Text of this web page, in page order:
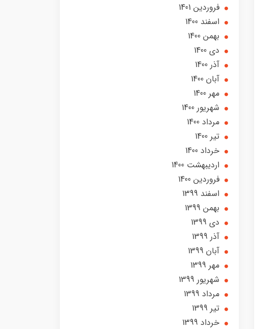
فروردین 1401
اسفند 1400
بهمن 1400
دی 1400
آذر 1400
آبان 1400
مهر 1400
شهریور 1400
مرداد 1400
تير 1400
خرداد 1400
ارديبهشت 1400
فروردین 1400
اسفند 1399
بهمن 1399
دی 1399
آذر 1399
آبان 1399
مهر 1399
شهریور 1399
مرداد 1399
تير 1399
خرداد 1399